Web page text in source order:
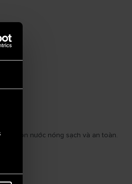
nguồn nước nóng sạch và an toàn.